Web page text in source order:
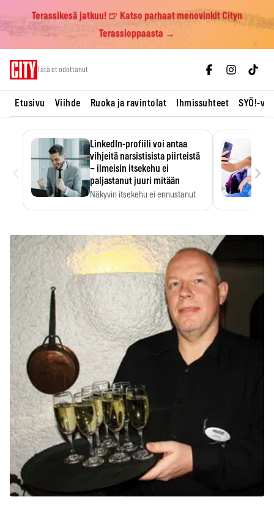
Terassikesä jatkuu! 🍺 Katso parhaat menovinkit Cityn
Terassioppaasta →
Tätä et odottanut
Etusivu Viihde Ruoka ja ravintolat Ihmissuhteet SYÖ!-
LinkedIn-profiili voi antaa
vihjeitä narsistisista piirteistä
– ilmeisin itsekehu ei
paljastanut juuri mitään
Näkyvin itsekehu ei ennustanut
›